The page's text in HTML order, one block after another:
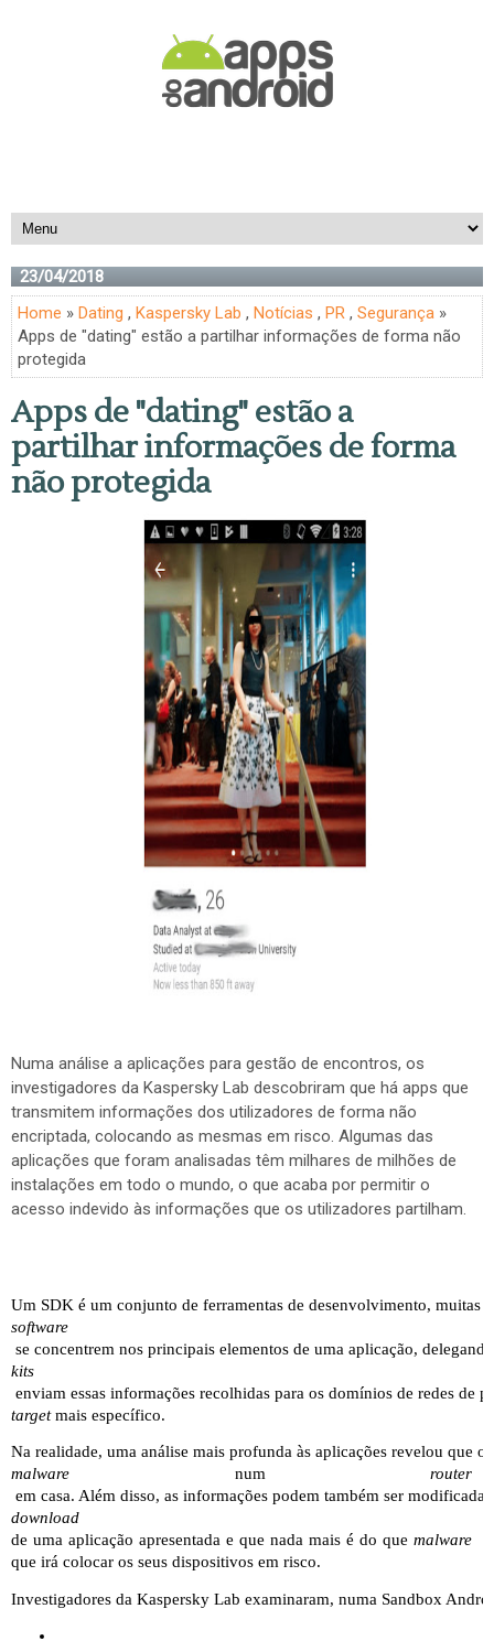
23/04/2018
Home » Dating , Kaspersky Lab , Notícias , PR , Segurança »
Apps de "dating" estão a partilhar informações de forma não
protegida
Apps de "dating" estão a
partilhar informações de forma
não protegida
Numa análise a aplicações para gestão de encontros, os
investigadores da Kaspersky Lab descobriram que há apps que
transmitem informações dos utilizadores de forma não
encriptada, colocando as mesmas em risco. Algumas das
aplicações que foram analisadas têm milhares de milhões de
instalações em todo o mundo, o que acaba por permitir o
acesso indevido às informações que os utilizadores partilham.
Um SDK é um conjunto de ferramentas de desenvolvimento,
software
se concentrem nos principais elementos de uma aplicação,
kits
enviam essas informações recolhidas para os domínios de redes de
target mais específico.
Na realidade, uma análise mais profunda às aplicações revelou que
malware num router
em casa. Além disso, as informações podem também ser
download
de uma aplicação apresentada e que nada mais é do que malware
que irá colocar os seus dispositivos em risco.
Investigadores da Kaspersky Lab examinaram, numa Sandbox